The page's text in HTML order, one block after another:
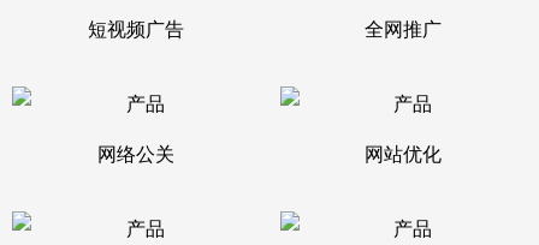
短视频广告 全网推广
网络公关 网站优化